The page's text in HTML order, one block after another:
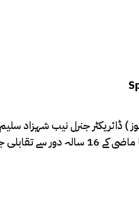
تقابلی جائزہ ۔۔۔۔